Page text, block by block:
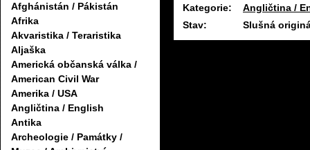
Afghánistán / Pákistán
Afrika
Akvaristika / Teraristika
Aljaška
Americká občanská válka /
American Civil War
Amerika / USA
Angličtina / English
Antika
Archeologie / Památky /
Kategorie:
Angličtina /
Stav:
Slušná